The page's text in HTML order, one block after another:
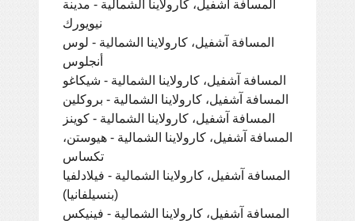
المسافة آشفيل، كارولاينا الشمالية - مدينة
نيويورك
المسافة آشفيل، كارولاينا الشمالية - لوس
أنجلوس
المسافة آشفيل، كارولاينا الشمالية - شيكاغو
المسافة آشفيل، كارولاينا الشمالية - بروكلين
المسافة آشفيل، كارولاينا الشمالية - كوينز
المسافة آشفيل، كارولاينا الشمالية - هيوستن،
تكساس
المسافة آشفيل، كارولاينا الشمالية - فيلادلفيا
(بنسيلفانيا)
المسافة آشفيل، كارولاينا الشمالية - فينيكس